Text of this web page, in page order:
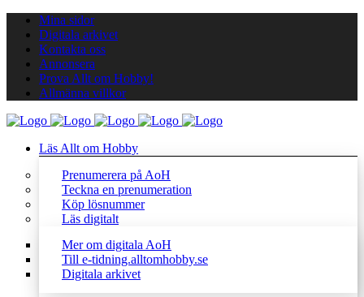
Mina sidor
Digitala arkivet
Kontakta oss
Annonsera
Prova Allt om Hobby!
Allmänna villkor
Läs Allt om Hobby
Prenumerera på AoH
Teckna en prenumeration
Köp lösnummer
Läs digitalt
Mer om digitala AoH
Till e-tidning.alltomhobby.se
Digitala arkivet